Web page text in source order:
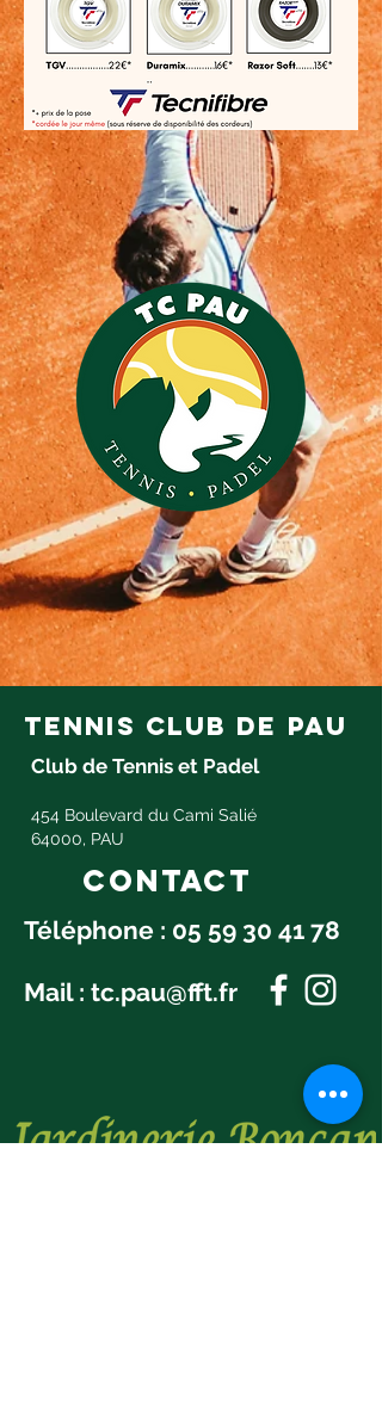
tennis club de pau
Club de Tennis et Padel
454 Boulevard du Cami Salié
64000, PAU
Contact
Téléphone : 05 59 30 41 78
Mail : tc.pau@fft.fr